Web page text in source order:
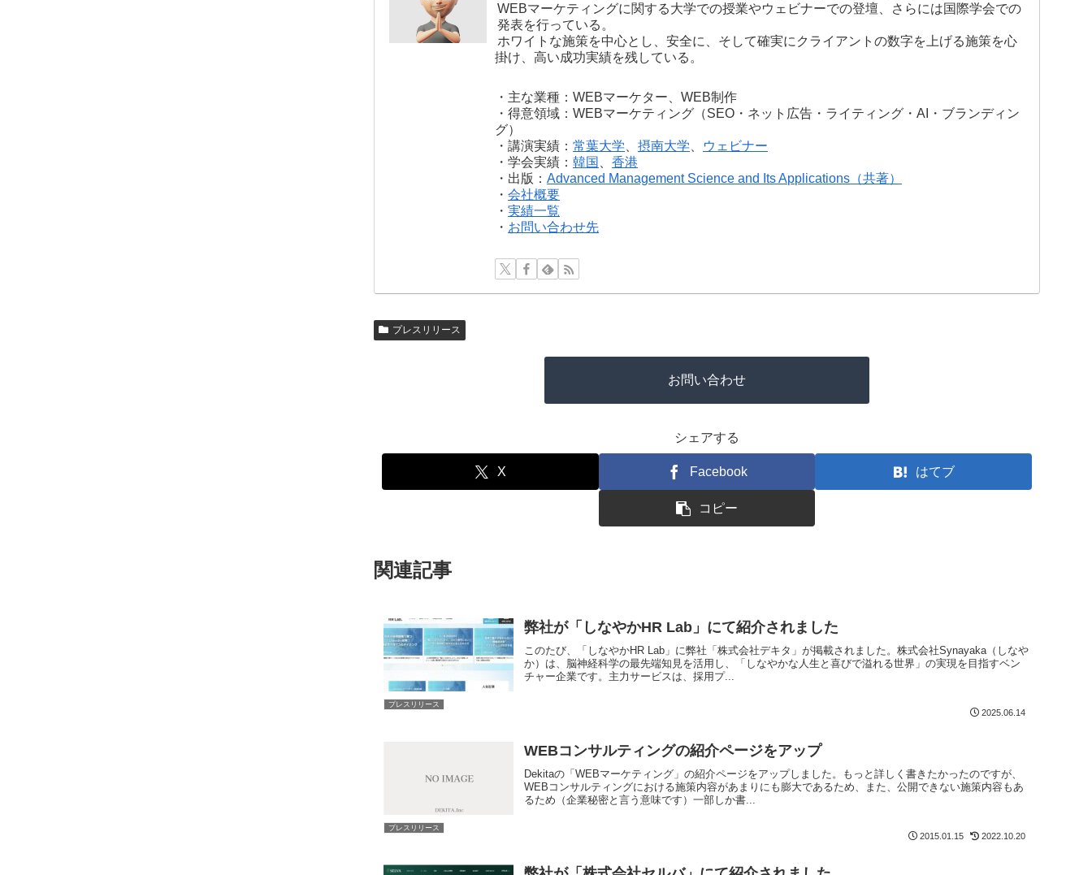
WEBマーケティングに関する大学での授業やウェビナーでの登壇、さらには国際学会での
発表を行っている。
ホワイトな施策を中心とし、安全に、そして確実にクライアントの数字を上げる施策を心
掛け、高い成功実績を残している。
・主な業種：WEBマーケター、WEB制作
・得意領域：WEBマーケティング（SEO・ネット広告・ライティング・AI・ブランディン
グ）
・講演実績：常葉大学 、摂南大学
ウェビナー
・学会実績：韓国 、香港
・出版：Advanced Management Science and Its Applications（共著）
・会社概要
・実績一覧
・ お問い合わせ先
プレスリリース
お問い合わせ
シェアする
X Facebook はてブ
コピー
関連記事
プレスリリース
弊社が「しなやかHR Lab」にて紹介されました
このたび、「しなやかHR Lab」に弊社「株式会社デキタ」が掲載されました。株式会社Synayaka（しなや
か）は、脳神経科学の最先端知見を活用し、「しなやかな人生と喜びで溢れる世界」の実現を目指すベン
チャー企業です。主力サービスは、採用プ...
2025.06.14
プレスリリース
WEBコンサルティングの紹介ページをアップ
Dekitaの「WEBマーケティング」の紹介ページをアップしました。もっと詳しく書きたかったのですが、
WEBコンサルティングにおける施策内容があまりにも膨大であるため、また、公開できない施策内容もあ
るため（企業秘密と言う意味です）一部しか書...
2015.01.15 2022.10.20